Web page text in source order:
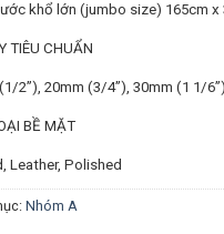
khổ lớn (jumbo size) 165cm x
TIÊU CHUẨN
2”), 20mm (3/4”), 30mm (1 1/6”)
BỀ MẶT
Leather, Polished
Nhóm A